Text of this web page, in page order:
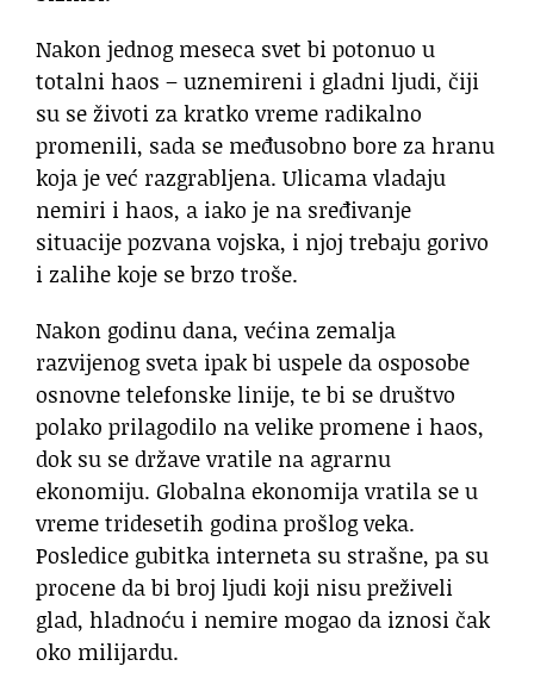
Nakon jednog meseca svet bi potonuo u
totalni haos – uznemireni i gladni ljudi, čiji
su se životi za kratko vreme radikalno
promenili, sada se međusobno bore za hranu
koja je već razgrabljena. Ulicama vladaju
nemiri i haos, a iako je na sređivanje
situacije pozvana vojska, i njoj trebaju gorivo
i zalihe koje se brzo troše.
Nakon godinu dana, većina zemalja
razvijenog sveta ipak bi uspele da osposobe
osnovne telefonske linije, te bi se društvo
polako prilagodilo na velike promene i haos,
dok su se države vratile na agrarnu
ekonomiju. Globalna ekonomija vratila se u
vreme tridesetih godina prošlog veka.
Posledice gubitka interneta su strašne, pa su
procene da bi broj ljudi koji nisu preživeli
glad, hladnoću i nemire mogao da iznosi čak
oko milijardu.